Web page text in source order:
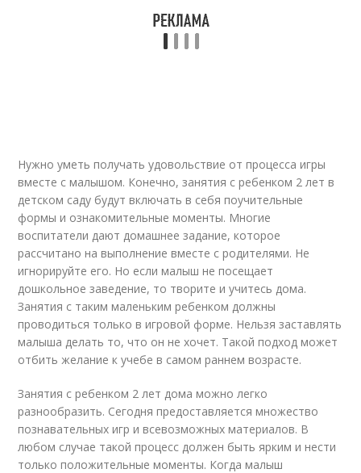
Нужно уметь получать удовольствие от процесса игры
вместе с малышом. Конечно, занятия с ребенком 2 лет в
детском саду будут включать в себя поучительные
формы и ознакомительные моменты. Многие
воспитатели дают домашнее задание, которое
рассчитано на выполнение вместе с родителями. Не
игнорируйте его. Но если малыш не посещает
дошкольное заведение, то творите и учитесь дома.
Занятия с таким маленьким ребенком должны
проводиться только в игровой форме. Нельзя заставлять
малыша делать то, что он не хочет. Такой подход может
отбить желание к учебе в самом раннем возрасте.
Занятия с ребенком 2 лет дома можно легко
разнообразить. Сегодня предоставляется множество
познавательных игр и всевозможных материалов. В
любом случае такой процесс должен быть ярким и нести
только положительные моменты. Когда малыш